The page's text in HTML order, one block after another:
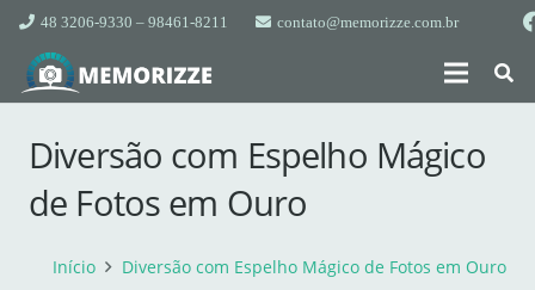
48 3206-9330 – 98461-8211 contato@memorizze.com.br
Diversão com Espelho Mágico
de Fotos em Ouro
Início Diversão com Espelho Mágico de Fotos em Ouro